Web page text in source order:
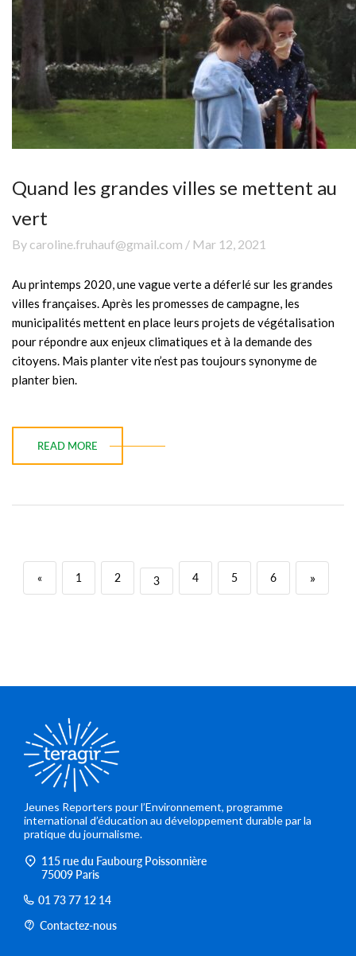
Quand les grandes villes se mettent au
vert
By caroline.fruhauf@gmail.com / Mar 12, 2021
Au printemps 2020, une vague verte a déferlé sur les grandes
villes françaises. Après les promesses de campagne, les
municipalités mettent en place leurs projets de végétalisation
pour répondre aux enjeux climatiques et à la demande des
citoyens. Mais planter vite n’est pas toujours synonyme de
planter bien.
READ MORE
« 1 2 3 4 5 6 »
Jeunes Reporters pour l’Environnement, programme
international d’éducation au développement durable par la
pratique du journalisme.
115 rue du Faubourg Poissonnière
75009 Paris
01 73 77 12 14
Contactez-nous